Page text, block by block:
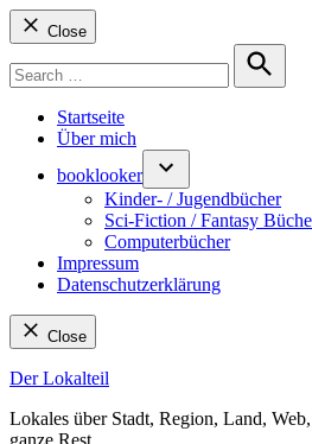
Close
for:
Search
Startseite
Über mich
booklooker
Kinder- / Jugendbücher
Sci-Fiction / Fantasy
Computerbücher
Impressum
Datenschutzerklärung
Close
Skip
content
Der Lokalteil
Lokales über Stadt, Region, Land,
ganze Rest